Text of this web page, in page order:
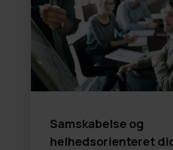
Samskabelse og
helhedsorienteret